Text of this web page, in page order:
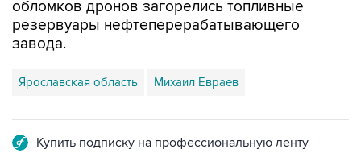
обломков дронов загорелись топливные
резервуары нефтеперерабатывающего
завода.
Ярославская область Михаил Евраев
Купить подписку на профессиональную ленту